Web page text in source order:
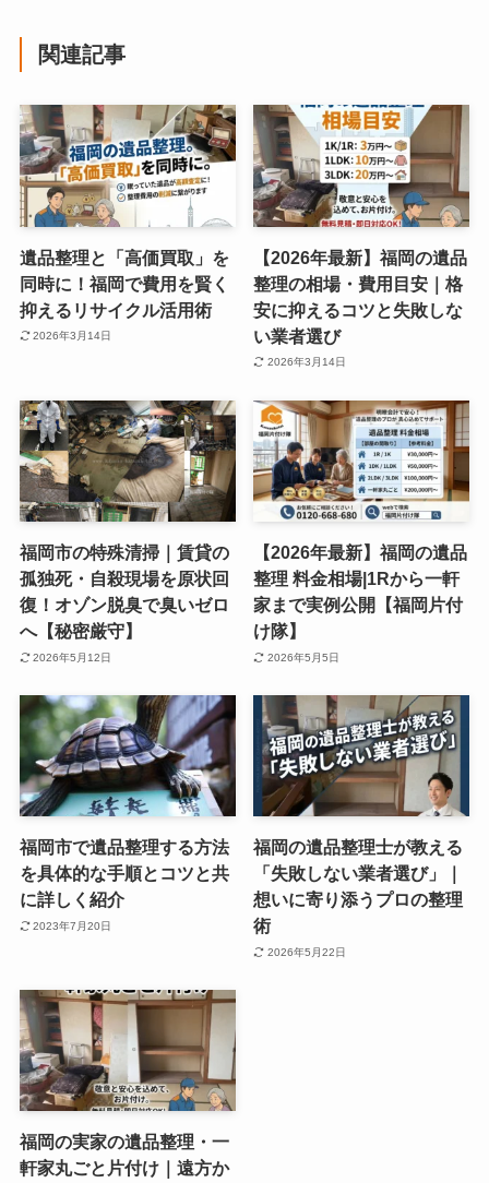
関連記事
遺品整理と「高価買取」を
同時に！福岡で費用を賢く
抑えるリサイクル活用術
2026年3月14日
【2026年最新】福岡の遺品
整理の相場・費用目安｜格
安に抑えるコツと失敗しな
い業者選び
2026年3月14日
福岡市の特殊清掃｜賃貸の
孤独死・自殺現場を原状回
復！オゾン脱臭で臭いゼロ
へ【秘密厳守】
2026年5月12日
【2026年最新】福岡の遺品
整理 料金相場|1Rから一軒
家まで実例公開【福岡片付
け隊】
2026年5月5日
福岡市で遺品整理する方法
を具体的な手順とコツと共
に詳しく紹介
2023年7月20日
福岡の遺品整理士が教える
「失敗しない業者選び」｜
想いに寄り添うプロの整理
術
2026年5月22日
福岡の実家の遺品整理・一
軒家丸ごと片付け｜遠方か